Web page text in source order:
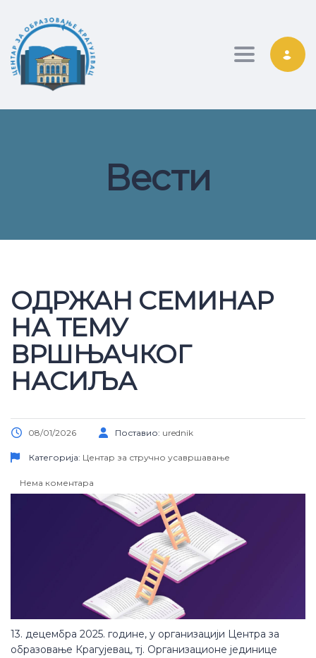
Toggle
Вести
ОДРЖАН СЕМИНАР
НА ТЕМУ
ВРШЊАЧКОГ
НАСИЉА
08/01/2026 Поставио: urednik
Категорија: Центар за стручно усавршавање
Нема коментара
13. децембра 2025. године, у организацији Центра за
образовање Крагујевац, тј. Организационе јединице